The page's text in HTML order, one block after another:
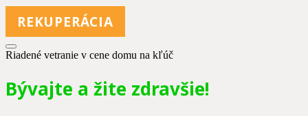
REKUPERÁCIA
Riadené vetranie v cene domu na kľúč
Bývajte a žite zdravšie!